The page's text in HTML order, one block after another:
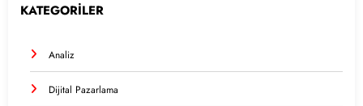
KATEGORİLER
Analiz
Dijital Pazarlama